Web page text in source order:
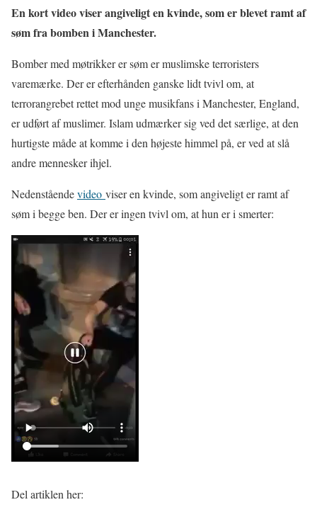
En kort video viser angiveligt en kvinde, som er blevet ramt af
søm fra bomben i Manchester.
Bomber med møtrikker er søm er muslimske terroristers
varemærke. Der er efterhånden ganske lidt tvivl om, at
terrorangrebet rettet mod unge musikfans i Manchester, England,
er udført af muslimer. Islam udmærker sig ved det særlige, at den
hurtigste måde at komme i den højeste himmel på, er ved at slå
andre mennesker ihjel.
Nedenståendevideo viser en kvinde, som angiveligt er ramt af
søm i begge ben. Der er ingen tvivl om, at hun er i smerter:
Del artiklen her: